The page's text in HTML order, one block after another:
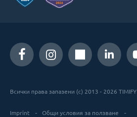
Всички права запазени (c) 2013 - 2026 TIMIFY
Imprint Общи условия за ползване